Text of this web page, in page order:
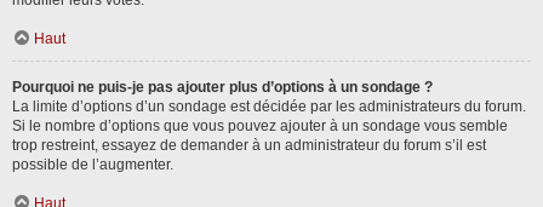
Haut
Pourquoi ne puis-je pas ajouter plus d’options à un sondage ?
La limite d’options d’un sondage est décidée par les administrateurs du forum.
Si le nombre d’options que vous pouvez ajouter à un sondage vous semble
trop restreint, essayez de demander à un administrateur du forum s’il est
possible de l’augmenter.